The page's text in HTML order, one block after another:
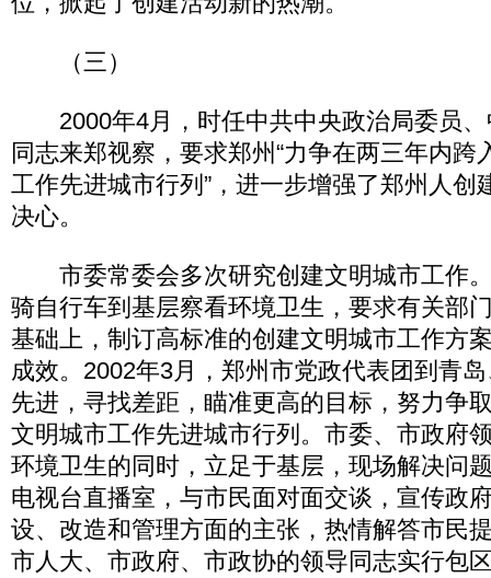
（三）
2000年4月，时任中共中央政治局委员、
同志来郑视察，要求郑州“力争在两三年内跨
工作先进城市行列”，进一步增强了郑州人创
决心。
市委常委会多次研究创建文明城市工作
骑自行车到基层察看环境卫生，要求有关部
基础上，制订高标准的创建文明城市工作方
成效。2002年3月，郑州市党政代表团到青
先进，寻找差距，瞄准更高的目标，努力争
文明城市工作先进城市行列。市委、市政府
环境卫生的同时，立足于基层，现场解决问
电视台直播室，与市民面对面交谈，宣传政
设、改造和管理方面的主张，热情解答市民
市人大、市政府、市政协的领导同志实行包